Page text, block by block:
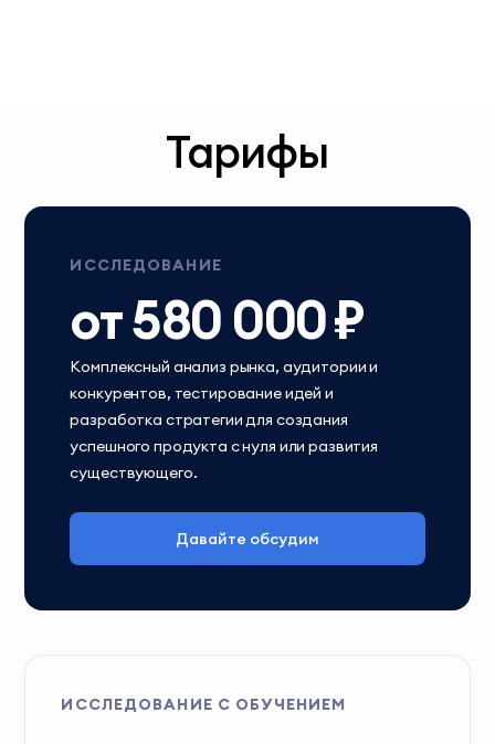
Тарифы
ИССЛЕДОВАНИЕ
от 580 000 ₽
Комплексный анализ рынка, аудитории и
конкурентов, тестирование идей и
разработка стратегии для создания
успешного продукта с нуля или развития
существующего.
Давайте обсудим
ИССЛЕДОВАНИЕ С ОБУЧЕНИЕМ